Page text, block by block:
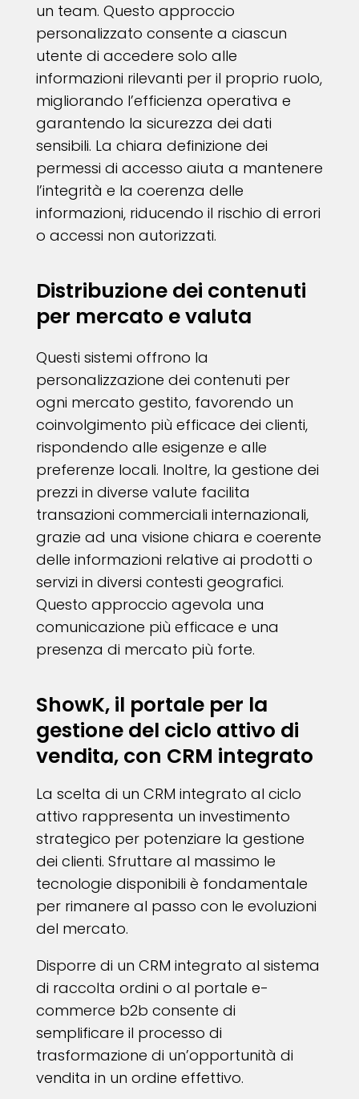
un team. Questo approccio
personalizzato consente a ciascun
utente di accedere solo alle
informazioni rilevanti per il proprio ruolo,
migliorando l’efficienza operativa e
garantendo la sicurezza dei dati
sensibili. La chiara definizione dei
permessi di accesso aiuta a mantenere
l’integrità e la coerenza delle
informazioni, riducendo il rischio di errori
o accessi non autorizzati.
Distribuzione dei contenuti
per mercato e valuta
Questi sistemi offrono la
personalizzazione dei contenuti per
ogni mercato gestito, favorendo un
coinvolgimento più efficace dei clienti,
rispondendo alle esigenze e alle
preferenze locali. Inoltre, la gestione dei
prezzi in diverse valute facilita
transazioni commerciali internazionali,
grazie ad una visione chiara e coerente
delle informazioni relative ai prodotti o
servizi in diversi contesti geografici.
Questo approccio agevola una
comunicazione più efficace e una
presenza di mercato più forte.
ShowK, il portale per la
gestione del ciclo attivo di
vendita, con CRM integrato
La scelta di un CRM integrato al ciclo
attivo rappresenta un investimento
strategico per potenziare la gestione
dei clienti. Sfruttare al massimo le
tecnologie disponibili è fondamentale
per rimanere al passo con le evoluzioni
del mercato.
Disporre di un CRM integrato al sistema
di raccolta ordini o al portale e-
commerce b2b consente di
semplificare il processo di
trasformazione di un’opportunità di
vendita in un ordine effettivo.